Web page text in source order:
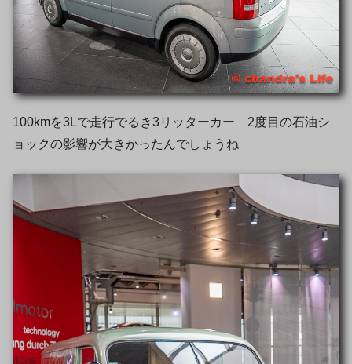
100kmを3Lで走行でるき3リッターカー 2度目の石油シ
ョックの影響が大きかったんでしょうね